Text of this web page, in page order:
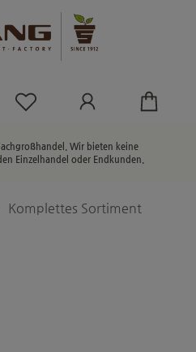
Du hast 0 Produkte
Wir bieten keine
Einzelhandel oder Endkunden.
Komplettes Sortiment